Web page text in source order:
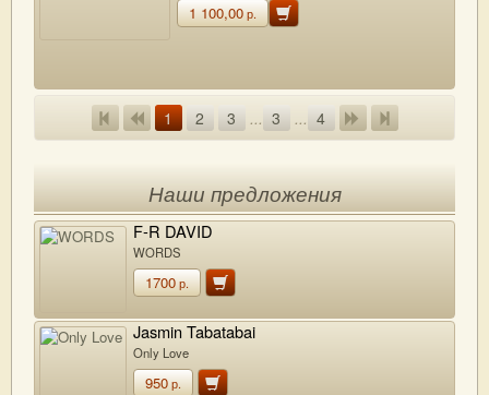
1 100,00р.
1 2 3 ... 3 ... 4
Наши предложения
F-R DAVID
WORDS
1700р.
Jasmin Tabatabai
Only Love
950р.